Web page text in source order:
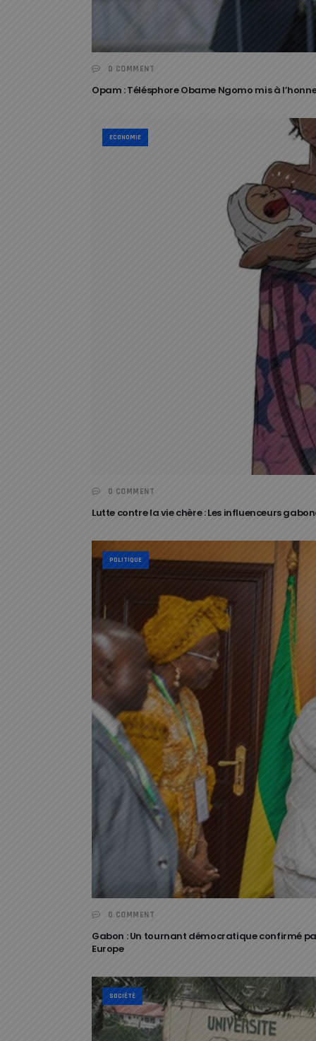
0 COMMENT
Opam : Télésphore Obame Ngomo mis à
ECONOMIE
0 COMMENT
Lutte contre la vie chère : Les influenceurs
POLITIQUE
0 COMMENT
Gabon : Un tournant démocratique confirmé
Europe
SOCIÉTÉ